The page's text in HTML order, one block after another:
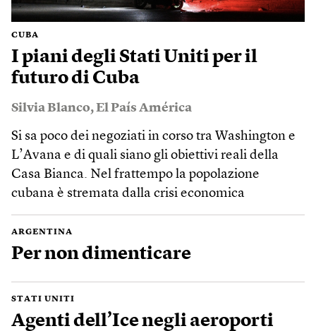
CUBA
I piani degli Stati Uniti per il
futuro di Cuba
Silvia Blanco,El País América
Si sa poco dei negoziati in corso tra Washington e
L’Avana e di quali siano gli obiettivi reali della
Casa Bianca. Nel frattempo la popolazione
cubana è stremata dalla crisi economica
ARGENTINA
Per non dimenticare
STATI UNITI
Agenti dell’Ice negli aeroporti